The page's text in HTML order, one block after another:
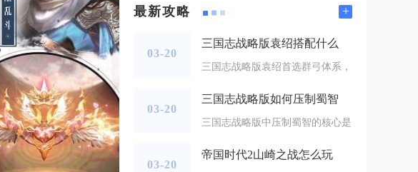
最新攻略 +
03-20
三国志战略版袁绍搭配什么
三国志战略版袁绍首选群弓体系，
03-20
三国志战略版如何压制蜀智
三国志战略版中压制蜀智的核心是
03-20
帝国时代2山崎之战怎么玩